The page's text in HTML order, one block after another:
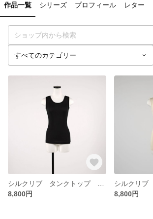
作品一覧 シリーズ プロフィール レター
8,800円
8,800円